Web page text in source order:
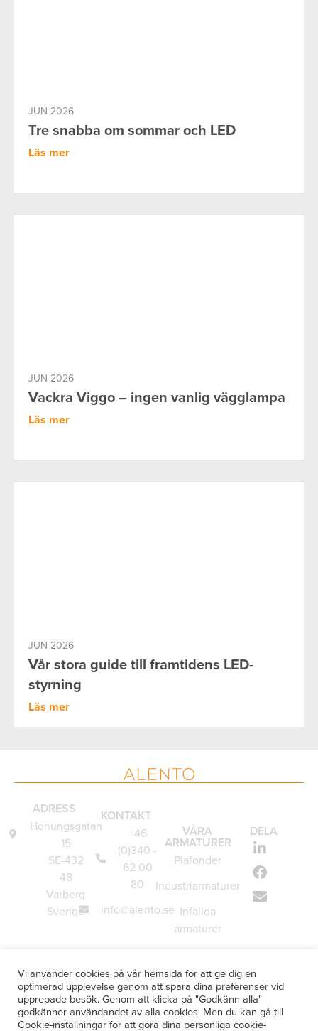
JUN 2026
Tre snabba om sommar och LED
Läs mer
JUN 2026
Vackra Viggo – ingen vanlig vägglampa
Läs mer
JUN 2026
Vår stora guide till framtidens LED-
styrning
Läs mer
ADRESS
Honungsgatan
15
SE-432
48
Varberg
Sverige
KONTAKT
+46
(0)340 -
62 00
80
info@alento.se
VÅRA
ARMATURER
Plafonder
Industriarmaturer
Infällda
armaturer
Underskåpsarmaturer
Specialanpassade
armaturer
DELA
Vi använder cookies på vår hemsida för att ge dig en
optimerad upplevelse genom att spara dina preferenser vid
upprepade besök. Genom att klicka på "Godkänn alla"
godkänner användandet av alla cookies. Men du kan gå till
Cookie-inställningar för att göra dina personliga cookie-